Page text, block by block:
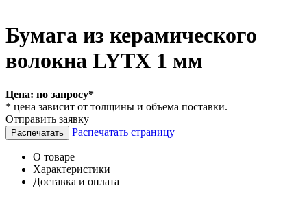
Бумага из керамического
волокна LYTX 1 мм
Цена: по запросу*
* цена зависит от толщины и объема поставки.
Отправить заявку
Распечатать страницу
О товаре
Характеристики
Доставка и оплата